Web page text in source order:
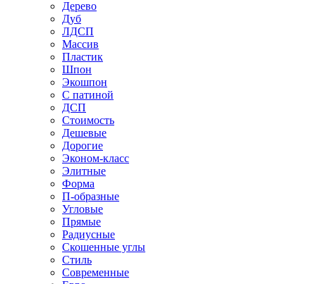
Дерево
Дуб
ЛДСП
Массив
Пластик
Шпон
Экошпон
С патиной
ДСП
Стоимость
Дешевые
Дорогие
Эконом-класс
Элитные
Форма
П-образные
Угловые
Прямые
Радиусные
Скошенные углы
Стиль
Современные